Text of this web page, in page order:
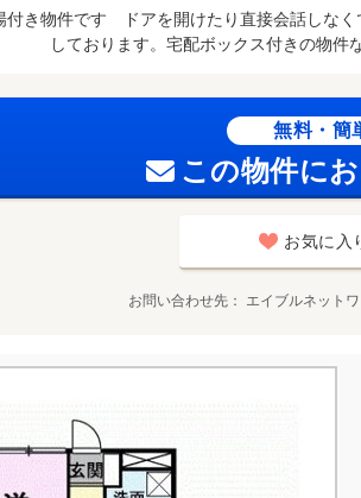
付き物件です ドアを開けたり直接会話しな
しております。宅配ボックス付きの物件
無料・簡
この物件に
お気に入
お問い合わせ先 エイブルネット